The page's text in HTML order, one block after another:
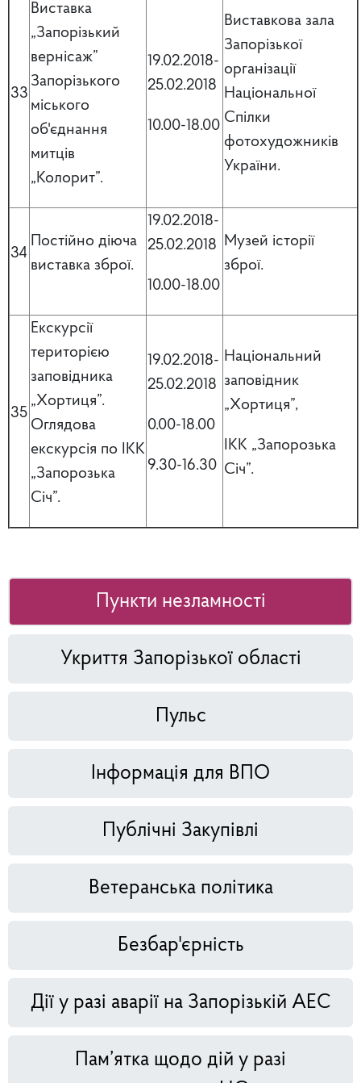
33
Виставка
„Запорізький
вернісаж”
Запорізького
міського
об'єднання
митців
„Колорит”.
19.02.2018-
25.02.2018
10.00-18.00
Виставкова зала
Запорізької
організації
Національної
Спілки
фотохудожників
України.
34
Постійно діюча
виставка зброї.
19.02.2018-
25.02.2018
10.00-18.00
Музей історії
зброї.
35
Екскурсії
територією
заповідника
„Хортиця”.
Оглядова
екскурсія по ІКК
„Запорозька
Січ”.
19.02.2018-
25.02.2018
0.00-18.00
9.30-16.30
Національний
заповідник
„Хортиця”,
ІКК „Запорозька
Січ”.
Пункти незламності
Укриття Запорізької області
Пульс
Інформація для ВПО
Публічні Закупівлі
Ветеранська політика
Безбар'єрність
Дії у разі аварії на Запорізькій АЕС
Пам’ятка щодо дій у разі